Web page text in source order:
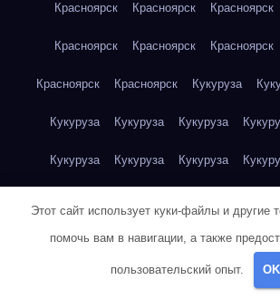
Красноярск Красноярск Красноярск
Красноярск Красноярск Красноярск
Красноярск Красноярск Кукуруза
Кукуруза Кукуруза Кукуруза
Кукуруза Кукуруза Кукуруза
Куриная грудка Куриная грудка
Куриная грудка Куриная грудка
Этот сайт использует куки-файлы и другие
помочь вам в навигации, а также
пользовательский опыт. OK